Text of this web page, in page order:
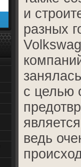
и
разных
с целью
ведь